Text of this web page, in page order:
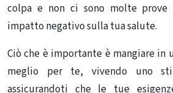
colpa e non ci sono molte prove
impatto negativo sulla tua salute.
Ciò che è importante è mangiare in
meglio per te, vivendo uno
assicurandoti che le tue